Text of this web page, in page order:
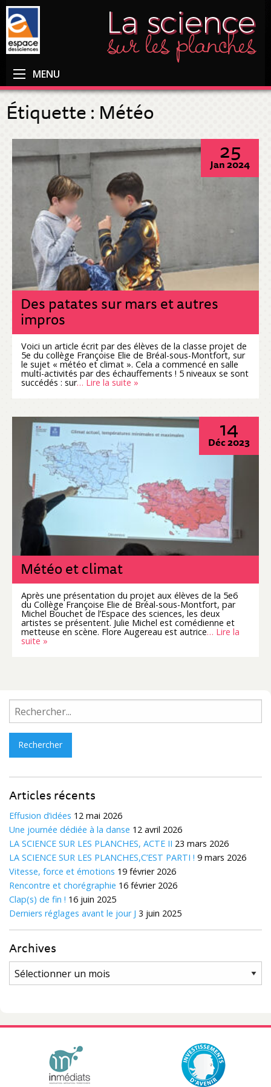
MENU
Étiquette : Météo
25
Jan 2024
Des patates sur mars et autres
impros
Voici un article écrit par des élèves de la classe projet de
5e du collège Françoise Elie de Bréal-sous-Montfort, sur
le sujet « météo et climat ». Cela a commencé en salle
multi-activités par des échauffements ! 5 niveaux se sont
succédés : sur… Lire la suite »
14
Déc 2023
Météo et climat
Après une présentation du projet aux élèves de la 5e6
du Collège Françoise Elie de Bréal-sous-Montfort, par
Michel Bouchet de l’Espace des sciences, les deux
artistes se présentent. Julie Michel est comédienne et
metteuse en scène. Flore Augereau est autrice… Lire la
suite »
Rechercher :
Articles récents
Effusion d’idées 12 mai 2026
Une journée dédiée à la danse 12 avril 2026
LA SCIENCE SUR LES PLANCHES, ACTE II 23 mars 2026
LA SCIENCE SUR LES PLANCHES,C’EST PARTI ! 9 mars 2026
Vitesse, force et émotions 19 février 2026
Rencontre et chorégraphie 16 février 2026
Clap(s) de fin ! 16 juin 2025
Derniers réglages avant le jour J 3 juin 2025
Archives
Archives